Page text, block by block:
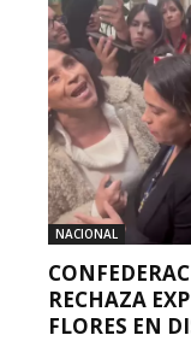
NACIONAL
RECHAZA
FLORES EN